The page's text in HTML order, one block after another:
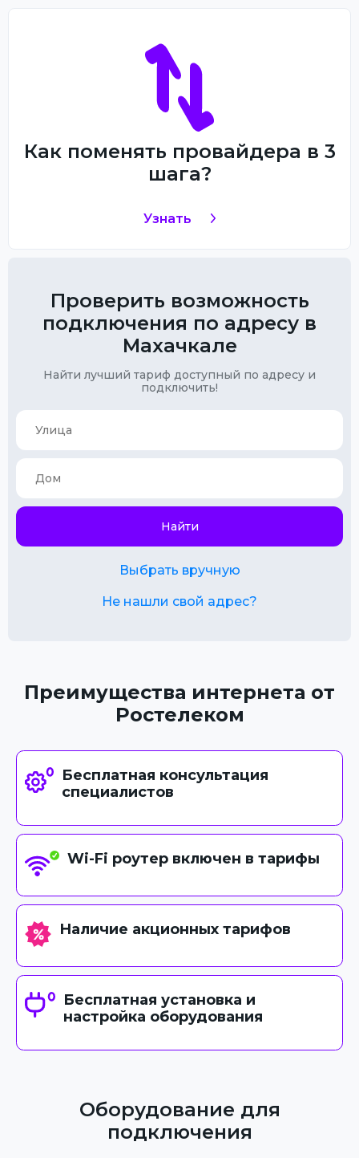
Как поменять провайдера в 3
шага?
Узнать
Проверить возможность
подключения по адресу в
Махачкале
Найти лучший тариф доступный по адресу и
подключить!
Найти
Выбрать вручную
Не нашли свой адрес?
Преимущества интернета от
Ростелеком
Бесплатная консультация
специалистов
Wi-Fi роутер включен в тарифы
Наличие акционных тарифов
Бесплатная установка и
настройка оборудования
Оборудование для
подключения